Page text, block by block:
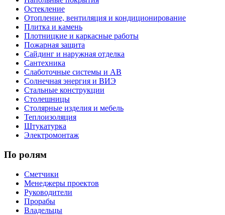
Остекление
Отопление, вентиляция и кондиционирование
Плитка и камень
Плотницкие и каркасные работы
Пожарная защита
Сайдинг и наружная отделка
Сантехника
Слаботочные системы и АВ
Солнечная энергия и ВИЭ
Стальные конструкции
Столешницы
Столярные изделия и мебель
Теплоизоляция
Штукатурка
Электромонтаж
По ролям
Сметчики
Менеджеры проектов
Руководители
Прорабы
Владельцы